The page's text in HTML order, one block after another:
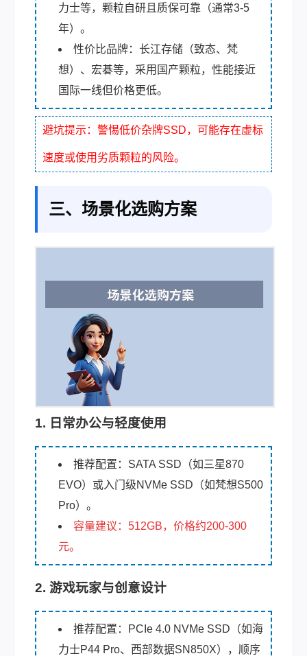
力士等，颗粒自研且质保可靠（通常3-5
年）。
性价比品牌：长江存储（致态、梵
想）、宏碁等，采用国产颗粒，性能接近
国际一线但价格更低。
避坑提示：警惕低价杂牌SSD，可能存在虚标
速度或使用劣质颗粒的风险。
三、场景化选购方案
1. 日常办公与轻度使用
推荐配置：SATA SSD（如三星870
EVO）或入门级NVMe SSD（如梵想S500
Pro）。
容量建议：512GB，价格约200-300
元。
2. 游戏玩家与创意设计
推荐配置：PCIe 4.0 NVMe SSD（如海
力士P44 Pro、西部数据SN850X），顺序